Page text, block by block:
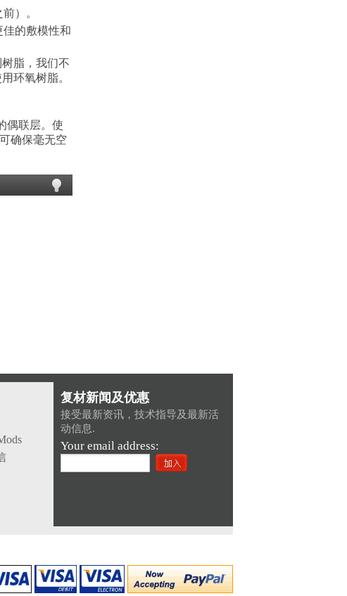
）。
佳的敷模性和
脂，我们不
环氧树脂。
偶联层。使
确保毫无空
复材新闻及优惠
接受最新资讯，技术指导及最新活
动信息.
Your email address: